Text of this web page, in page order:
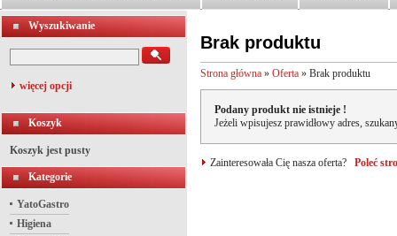
Wyszukiwanie
więcej opcji
Koszyk
Koszyk jest pusty
Kategorie
YatoGastro
Higiena
Brak produktu
Strona główna » Oferta » Brak produktu
Podany produkt nie istnieje !
Jeżeli wpisujesz prawidłowy adres,
Zainteresowała Cię nasza oferta? Poleć